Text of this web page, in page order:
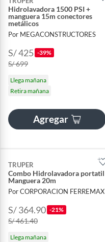
Hidrolavadora 1500 PSI +
manguera 15m conectores
metálicos
Por MEGACONSTRUCTORES
S/ 425 -39%
S/ 699
Llega mañana
Retira mañana
Agregar
TRUPER
Combo Hidrolavadora portatil
Manguera 20m
Por CORPORACION FERREMAX
S/ 364.90 -21%
S/ 461.40
Llega mañana